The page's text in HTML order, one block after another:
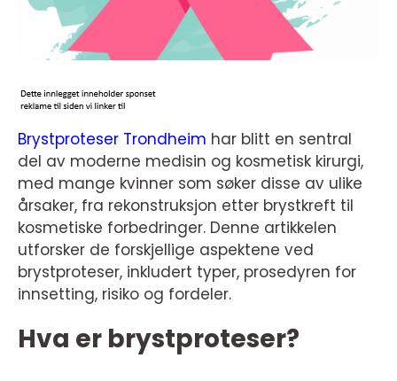
Brystproteser Trondheim har blitt en sentral
del av moderne medisin og kosmetisk kirurgi,
med mange kvinner som søker disse av ulike
årsaker, fra rekonstruksjon etter brystkreft til
kosmetiske forbedringer. Denne artikkelen
utforsker de forskjellige aspektene ved
brystproteser, inkludert typer, prosedyren for
innsetting, risiko og fordeler.
Hva er brystproteser?